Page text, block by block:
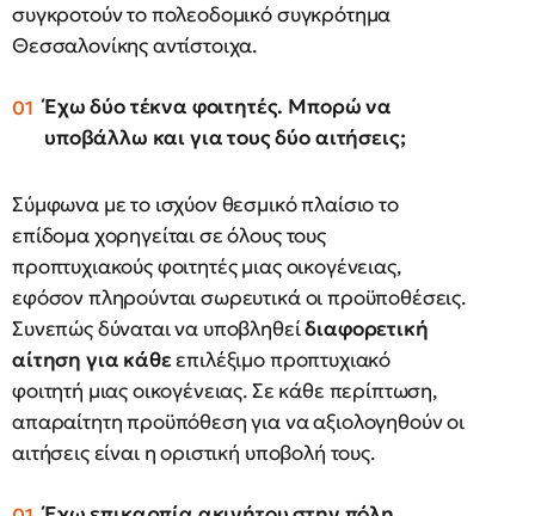
συγκροτούν το πολεοδομικό συγκρότημα
Θεσσαλονίκης αντίστοιχα.
Έχω δύο τέκνα φοιτητές. Μπορώ να
υποβάλλω και για τους δύο αιτήσεις;
Σύμφωνα με το ισχύον θεσμικό πλαίσιο το
επίδομα χορηγείται σε όλους τους
προπτυχιακούς φοιτητές μιας οικογένειας,
εφόσον πληρούνται σωρευτικά οι προϋποθέσεις.
Συνεπώς δύναται να υποβληθείδιαφορετική
αίτηση για κάθεεπιλέξιμο προπτυχιακό
φοιτητή μιας οικογένειας. Σε κάθε περίπτωση,
απαραίτητη προϋπόθεση για να αξιολογηθούν οι
αιτήσεις είναι η οριστική υποβολή τους.